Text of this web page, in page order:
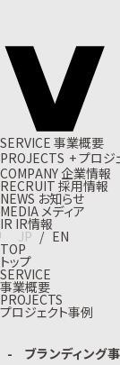
SERVICE 事業概要
PROJECTS +プロジ
COMPANY企業情報
RECRUIT 採用情報
NEWS お知らせ
MEDIA メディア
IR IR情報
JP / EN
TOP
トップ
SERVICE
事業概要
PROJECTS
プロジェクト事例
ブランディング